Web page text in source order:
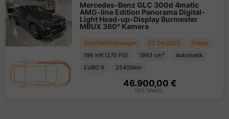
Mercedes-Benz GLC 300d 4matic
AMG-line Edition Panorama Digital-
Light Head-up-Display Burmester
MBUX 360° Kamera
SUV/Geländewagen EZ 04/2025
Diesel
198 kW (270 PS) 1993 cm³
Automatik
EURO 6
25400km
46.900,00 €
19% MwSt.